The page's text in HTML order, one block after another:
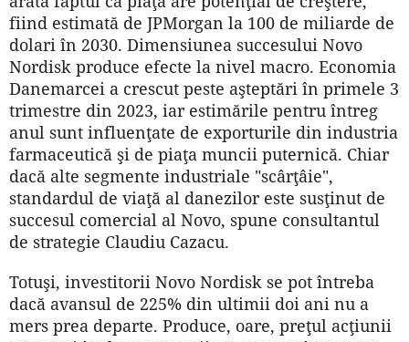
fiind estimată de JPMorgan la 100 de miliarde de
dolari în 2030. Dimensiunea succesului Novo
Nordisk produce efecte la nivel macro. Economia
Danemarcei a crescut peste aşteptări în primele 3
trimestre din 2023, iar estimările pentru întreg
anul sunt influenţate de exporturile din industria
farmaceutică şi de piaţa muncii puternică. Chiar
dacă alte segmente industriale "scârţâie",
standardul de viaţă al danezilor este susţinut de
succesul comercial al Novo, spune consultantul
de strategie Claudiu Cazacu.
Totuşi, investitorii Novo Nordisk se pot întreba
dacă avansul de 225% din ultimii doi ani nu a
mers prea departe. Produce, oare, preţul acţiunii